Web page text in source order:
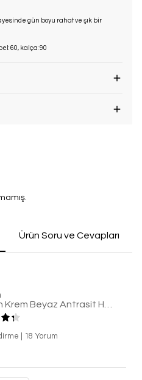
gün boyu rahat ve şık bir
60, kalça: 90
Ürün Soru ve Cevapları
18 Yorum